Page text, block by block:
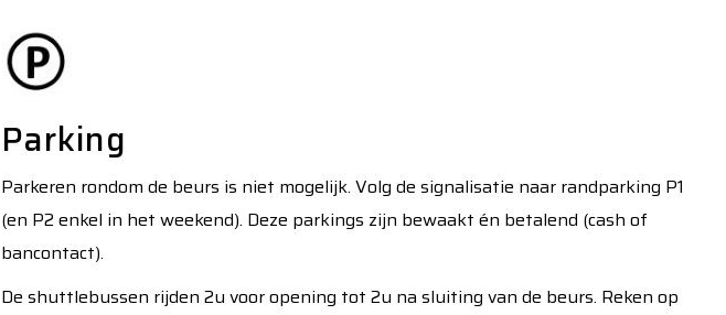
Parking
Parkeren rondom de beurs is niet mogelijk. Volg de signalisatie naar randparking P1
(en P2 enkel in het weekend). Deze parkings zijn bewaakt én betalend (cash of
bancontact).
De shuttlebussen rijden 2u voor opening tot 2u na sluiting van de beurs. Reken op